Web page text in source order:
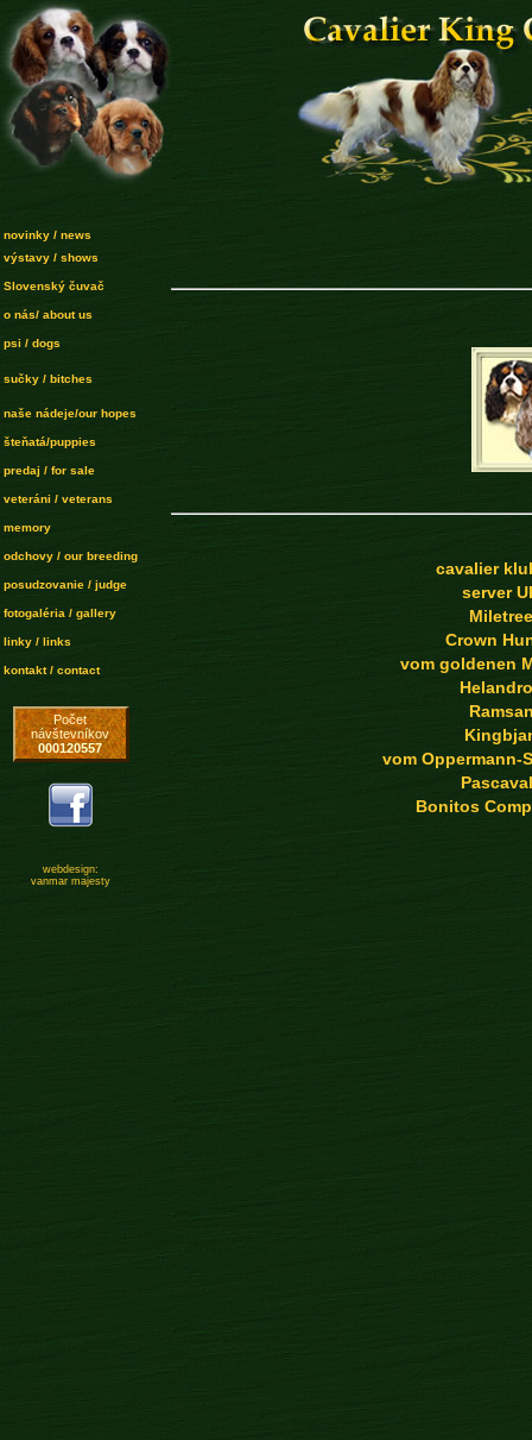
novinky / news
výstavy / shows
Slovenský čuvač
o nás/ about us
psi / dogs
sučky / bitches
naše nádeje/our hopes
šteňatá/puppies
predaj / for sale
veteráni / veterans
memory
odchovy / our breeding
posudzovanie / judge
fotogaléria / gallery
linky / links
kontakt / contact
Počet
návštevníkov
000120557
webdesign:
vanmar majesty
cavalier
server
Crown
vom goldenen
vom Oppermann-
Bonitos